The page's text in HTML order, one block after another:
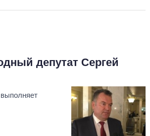
депутат Сергей
занимал